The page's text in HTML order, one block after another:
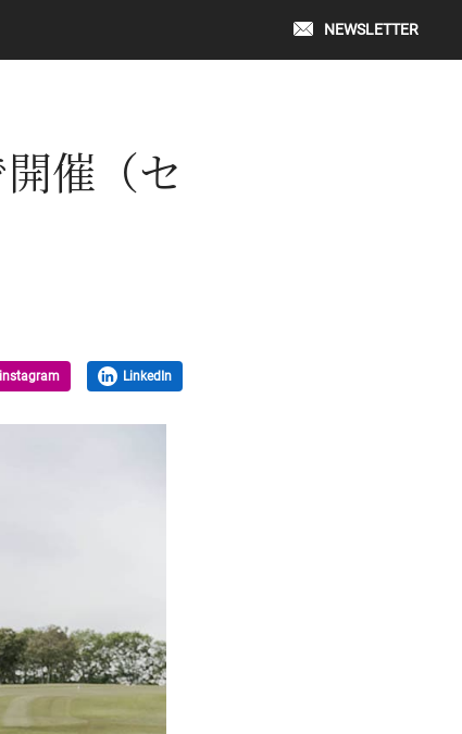
NEWSLETTER
催（セ
instagram LinkedIn